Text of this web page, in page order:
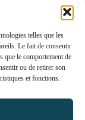
telles que les
Le fait de consentir
que le comportement de
ou de retirer son
et fonctions.